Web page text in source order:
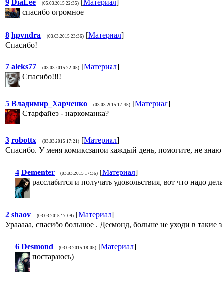
9 DiaLee (05.03.2015 22:35) Материал
спасибо огромное
8 hpvndra (03.03.2015 23:36) [Материал]
Спасибо!
7 aleks77 (03.03.2015 22:05) [Материал]
Спасибо!!!!
5 Владимир_Харченко (03.03.2015 17:45) [Материал]
Старфайер - наркоманка?
3 robottx (03.03.2015 17:21) [Материал]
Спасибо. У меня комиксзапои каждый день, помогите, не знаю
4 Dementer (03.03.2015 17:36) [Материал]
расслабится и получать удовольствия, вот что надо
2 shaov (03.03.2015 17:09) [Материал]
Урааааа, спасибо большое . Десмонд, больше не уходи в такие
6 Desmond (03.03.2015 18:05) [Материал]
постараюсь)